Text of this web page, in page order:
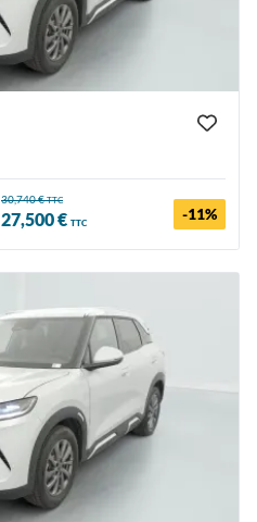
30,740 €TTC
27,500 € TTC -11%